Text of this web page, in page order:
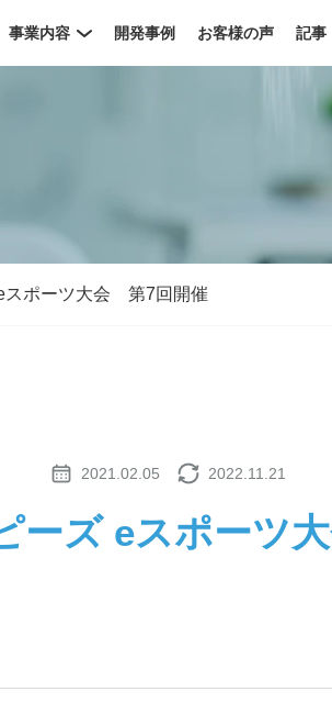
事業内容 開発事例 お客様の声 記事
スポーツ大会 第7回開催
2021.02.05 2022.11.21
ーズ eスポーツ